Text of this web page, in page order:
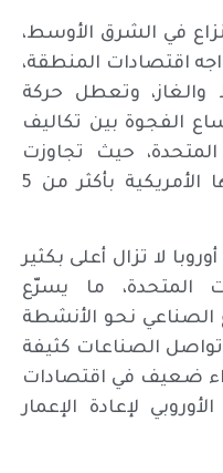
في الشرق الأوسط،
اقتصادات المنطقة،
وتعطل حركة
الفجوة بين تكاليف
المتحدة، حيث تجاوزت
أسعار الغاز الأوروبية نظيرتها الأمريكية بأكثر من 5
لا تزال أعلى بكثير
المتحدة، ما يسرّع
الصناعي نحو الأنشطة
تواصل الصناعات كثيفة
ضعيف في اقتصادات
لإعادة الإعمار